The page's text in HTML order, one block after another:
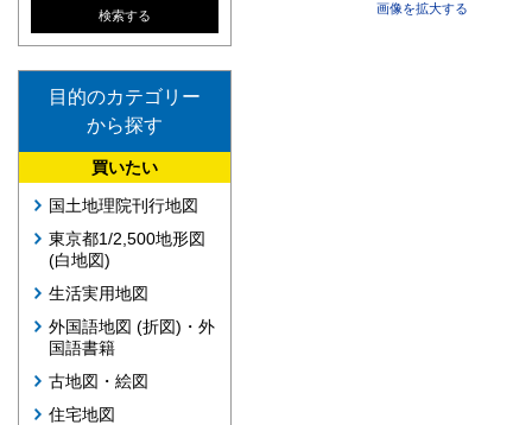
目的のカテゴリー
から探す
買いたい
国土地理院刊行地図
東京都1/2,500地形図
(白地図)
生活実用地図
外国語地図 (折図)・外
国語書籍
古地図・絵図
住宅地図
画像を拡大する